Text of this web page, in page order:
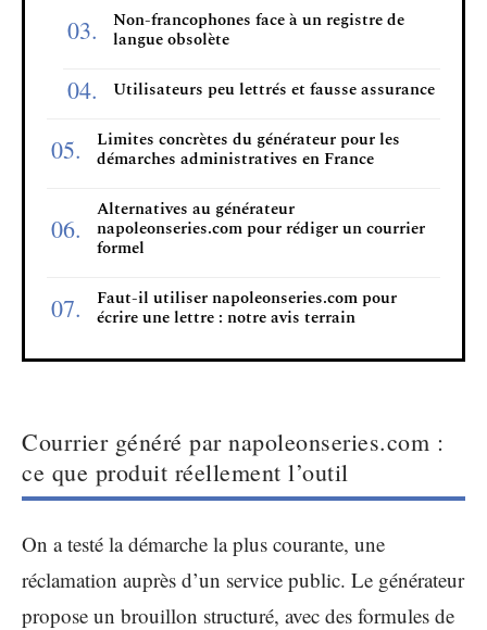
Non-francophones face à un registre de
langue obsolète
Utilisateurs peu lettrés et fausse assurance
Limites concrètes du générateur pour les
démarches administratives en France
Alternatives au générateur
napoleonseries.com pour rédiger un courrier
formel
Faut-il utiliser napoleonseries.com pour
écrire une lettre : notre avis terrain
Courrier généré par napoleonseries.com :
ce que produit réellement l’outil
On a testé la démarche la plus courante, une
réclamation auprès d’un service public. Le générateur
propose un brouillon structuré, avec des formules de